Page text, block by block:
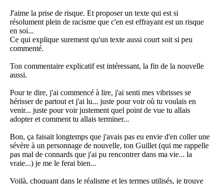
J'aime la prise de risque. Et proposer un texte qui est si
résolument plein de racisme que c'en est effrayant est un risque
en soi...
Ce qui explique surement qu'un texte aussi court soit si peu
commenté.
Ton commentaire explicatif est intéressant, la fin de la nouvelle
aussi.
Pour te dire, j'ai commencé à lire, j'ai senti mes vibrisses se
hérisser de partout et j'ai lu... juste pour voir où tu voulais en
venir... juste pour voir justement quel point de vue tu allais
adopter et comment tu allais terminer...
Bon, ça faisait longtemps que j'avais pas eu envie d'en coller une
sévère à un personnage de nouvelle, ton Guillet (qui me rappelle
pas mal de connards que j'ai pu rencontrer dans ma vie... la
vraie...) je me le ferai bien...
Voilà, choquant dans le réalisme et les termes utilisés, je trouve